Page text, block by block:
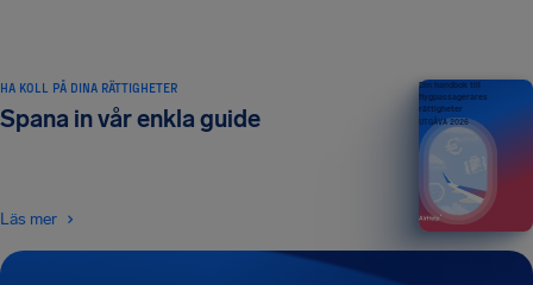
HA KOLL PÅ DINA RÄTTIGHETER
Spana in vår enkla guide
Läs mer
Din handbok till
flygpassagerares
rättigheter
UTGÅVA 2026